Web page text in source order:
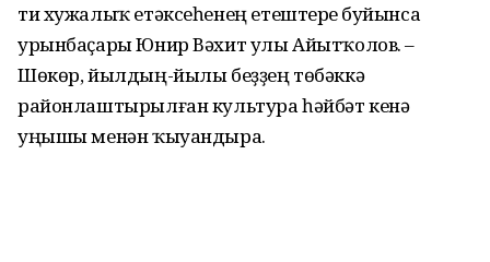
ти хужалыҡ етәксеһенең етештереү буйынса
урынбаҫары Юнир Вәхит улы Айытҡолов. –
Шөкөр, йылдың-йылы беҙҙең төбәккә
районлаштырылған культура һәйбәт кенә
уңышы менән ҡыуандыра.